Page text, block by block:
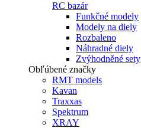
RC bazár
Funkčné modely
Modely na diely
Rozbaleno
Náhradné diely
Zvýhodněné sety
Obľúbené značky
RMT models
Kavan
Traxxas
Spektrum
XRAY